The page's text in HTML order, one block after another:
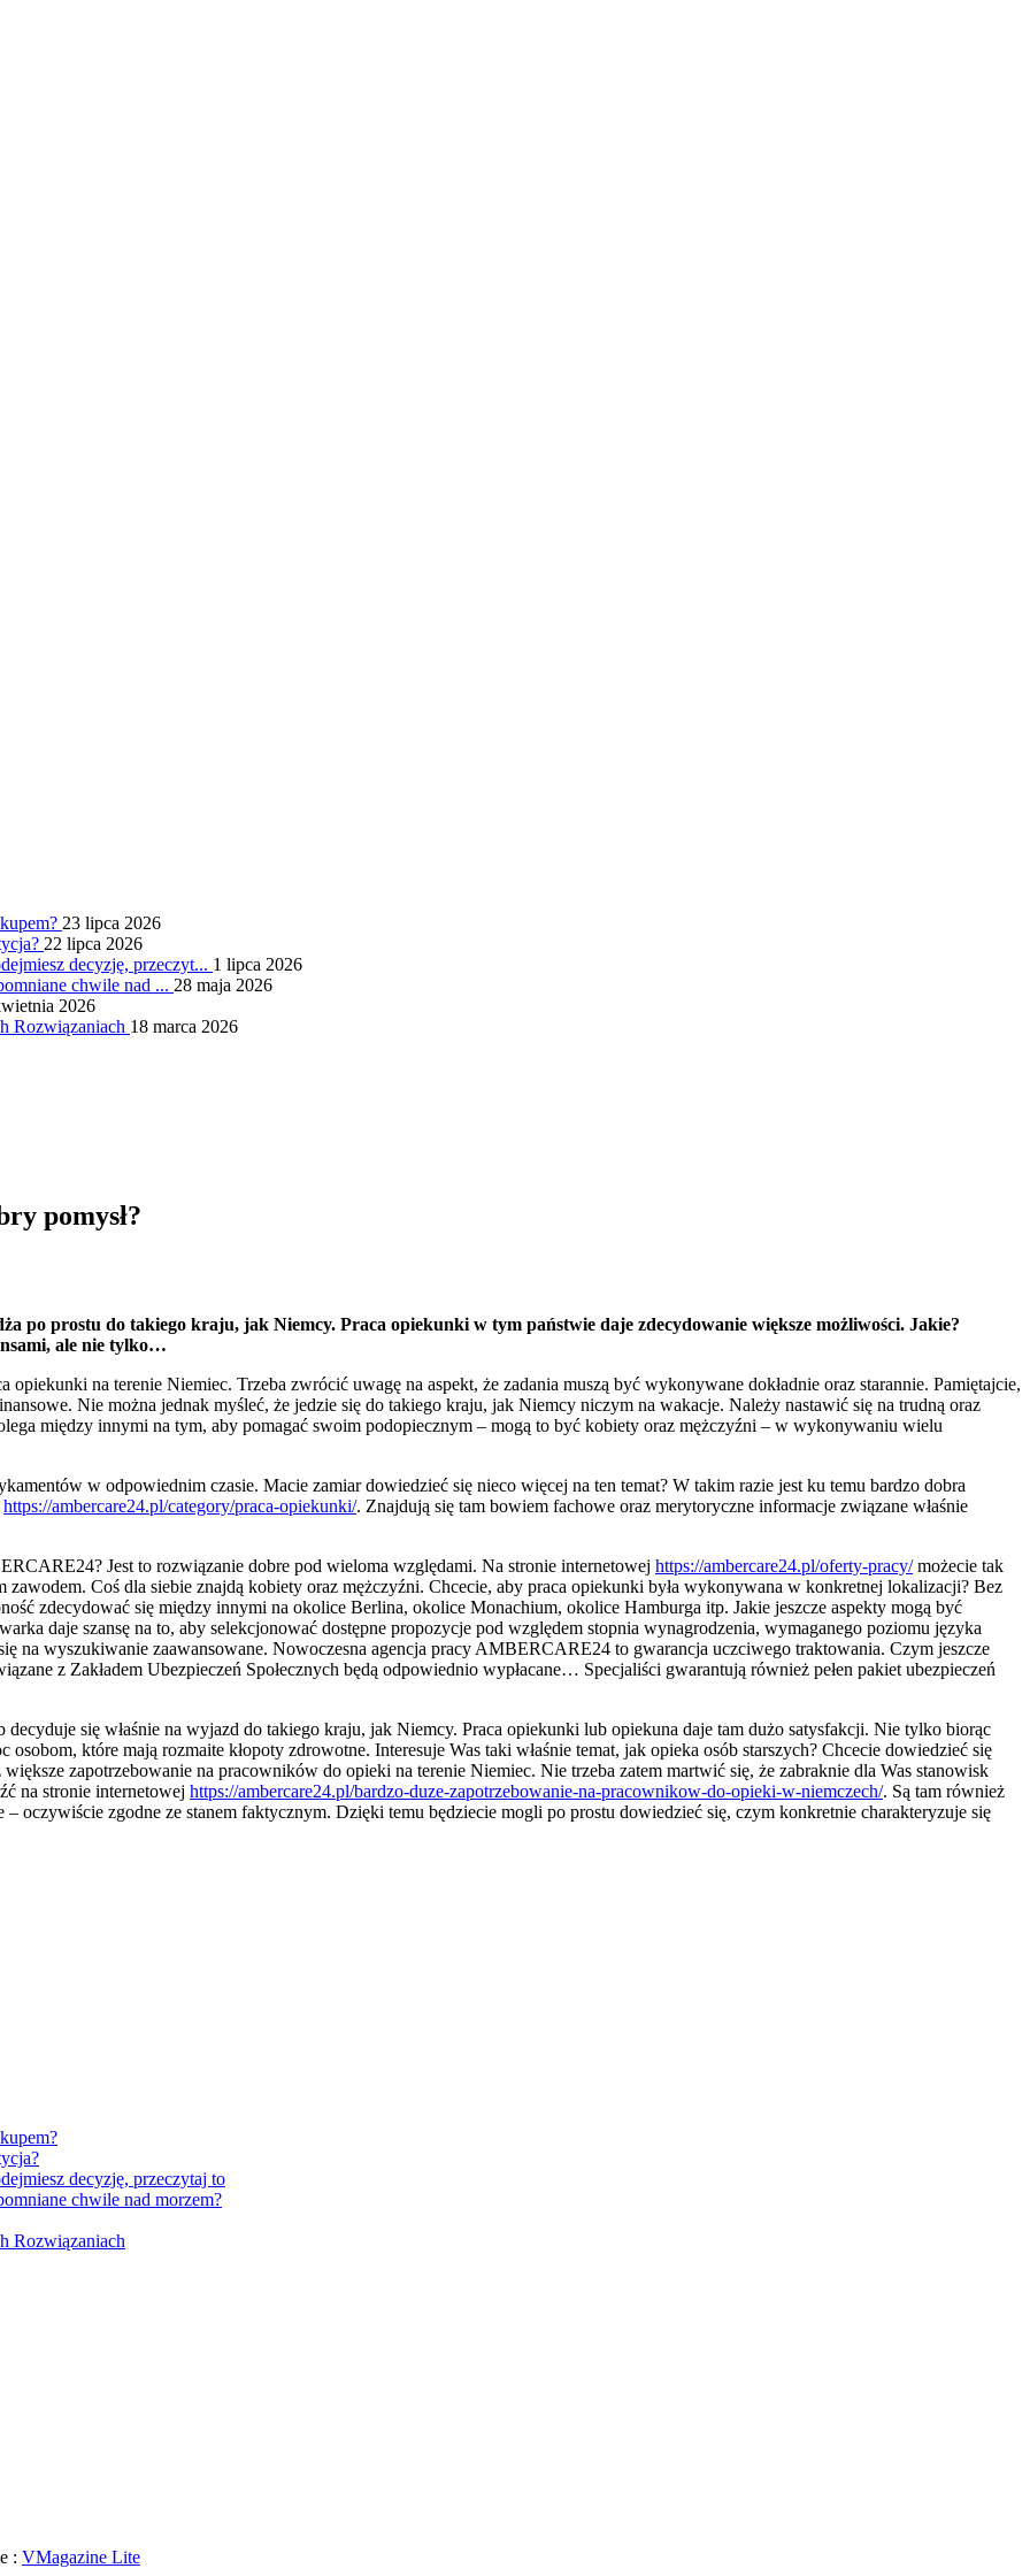
23 lipca 2026
22 lipca 2026
decyzję, przeczyt... 1 lipca 2026
chwile nad ... 28 maja 2026
2026
Rozwiązaniach 18 marca 2026
pomysł?
po prostu do takiego kraju, jak Niemcy. Praca opiekunki w tym państwie daje zdecydowanie większe możliwości. Jakie?
ale nie tylko…
opiekunki na terenie Niemiec. Trzeba zwrócić uwagę na aspekt, że zadania muszą być wykonywane dokładnie oraz starannie. Pamiętajcie,
Nie można jednak myśleć, że jedzie się do takiego kraju, jak Niemcy niczym na wakacje. Należy nastawić się na trudną oraz
między innymi na tym, aby pomagać swoim podopiecznym – mogą to być kobiety oraz mężczyźni – w wykonywaniu wielu
w odpowiednim czasie. Macie zamiar dowiedzieć się nieco więcej na ten temat? W takim razie jest ku temu bardzo dobra
https://ambercare24.pl/category/praca-opiekunki/. Znajdują się tam bowiem fachowe oraz merytoryczne informacje związane właśnie
Jest to rozwiązanie dobre pod wieloma względami. Na stronie internetowej https://ambercare24.pl/oferty-pracy/możecie tak
zawodem. Coś dla siebie znajdą kobiety oraz mężczyźni. Chcecie, aby praca opiekunki była wykonywana w konkretnej lokalizacji? Bez
zdecydować się między innymi na okolice Berlina, okolice Monachium, okolice Hamburga itp. Jakie jeszcze aspekty mogą być
daje szansę na to, aby selekcjonować dostępne propozycje pod względem stopnia wynagrodzenia, wymaganego poziomu języka
na wyszukiwanie zaawansowane. Nowoczesna agencja pracy AMBERCARE24 to gwarancja uczciwego traktowania. Czym jeszcze
z Zakładem Ubezpieczeń Społecznych będą odpowiednio wypłacane… Specjaliści gwarantują również pełen pakiet ubezpieczeń
się właśnie na wyjazd do takiego kraju, jak Niemcy. Praca opiekunki lub opiekuna daje tam dużo satysfakcji. Nie tylko biorąc
które mają rozmaite kłopoty zdrowotne. Interesuje Was taki właśnie temat, jak opieka osób starszych? Chcecie dowiedzieć się
zapotrzebowanie na pracowników do opieki na terenie Niemiec. Nie trzeba zatem martwić się, że zabraknie dla Was stanowisk
na stronie internetowej https://ambercare24.pl/bardzo-duze-zapotrzebowanie-na-pracownikow-do-opieki-w-niemczech/. Są tam również
oczywiście zgodne ze stanem faktycznym. Dzięki temu będziecie mogli po prostu dowiedzieć się, czym konkretnie charakteryzuje się
decyzję, przeczytaj to
chwile nad morzem?
Rozwiązaniach
: VMagazine Lite